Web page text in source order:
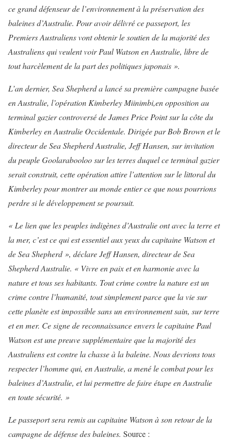
ce grand défenseur de l’environnement à la préservation des
baleines d’Australie. Pour avoir délivré ce passeport, les
Premiers Australiens vont obtenir le soutien de la majorité des
Australiens qui veulent voir Paul Watson en Australie, libre de
tout harcèlement de la part des politiques japonais ».
L’an dernier, Sea Shepherd a lancé sa première campagne basée
en Australie, l’opération Kimberley Miinimbi,en opposition au
terminal gazier controversé de James Price Point sur la côte du
Kimberley en Australie Occidentale. Dirigée par Bob Brown et le
directeur de Sea Shepherd Australie, Jeff Hansen, sur invitation
du peuple Goolarabooloo sur les terres duquel ce terminal gazier
serait construit, cette opération attire l’attention sur le littoral du
Kimberley pour montrer au monde entier ce que nous pourrions
perdre si le développement se poursuit.
« Le lien que les peuples indigènes d’Australie ont avec la terre et
la mer, c’est ce qui est essentiel aux yeux du capitaine Watson et
de Sea Shepherd », déclare Jeff Hansen, directeur de Sea
Shepherd Australie. « Vivre en paix et en harmonie avec la
nature et tous ses habitants. Tout crime contre la nature est un
crime contre l’humanité, tout simplement parce que la vie sur
cette planète est impossible sans un environnement sain, sur terre
et en mer. Ce signe de reconnaissance envers le capitaine Paul
Watson est une preuve supplémentaire que la majorité des
Australiens est contre la chasse à la baleine. Nous devrions tous
respecter l’homme qui, en Australie, a mené le combat pour les
baleines d’Australie, et lui permettre de faire étape en Australie
en toute sécurité. »
Le passeport sera remis au capitaine Watson à son retour de la
campagne de défense des baleines. Source :